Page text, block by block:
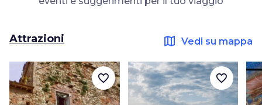
Attrazioni map Vedi su mappa
favorite_border favorite_border